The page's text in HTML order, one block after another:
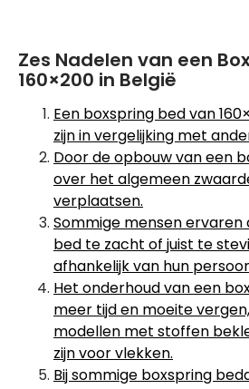
Zes Nadelen van een
160×200 in België
Een boxspring bed van
zijn in vergelijking met
Door de opbouw van een
over het algemeen
verplaatsen.
Sommige mensen
bed te zacht of juist te
afhankelijk van hun
Het onderhoud van een
meer tijd en moeite
modellen met stoffen
zijn voor vlekken.
Bij sommige boxspring